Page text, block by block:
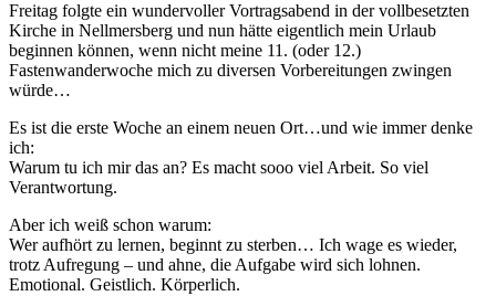
Freitag folgte ein wundervoller Vortragsabend in der vollbesetzten
Kirche in Nellmersberg und nun hätte eigentlich mein Urlaub
beginnen können, wenn nicht meine 11. (oder 12.)
Fastenwanderwoche mich zu diversen Vorbereitungen zwingen
würde…
Es ist die erste Woche an einem neuen Ort…und wie immer denke
ich:
Warum tu ich mir das an? Es macht sooo viel Arbeit. So viel
Verantwortung.
Aber ich weiß schon warum:
Wer aufhört zu lernen, beginnt zu sterben… Ich wage es wieder,
trotz Aufregung – und ahne, die Aufgabe wird sich lohnen.
Emotional. Geistlich. Körperlich.